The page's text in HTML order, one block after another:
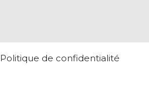
Politique de confidentialité